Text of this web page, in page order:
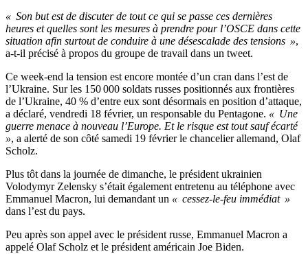
« Son but est de discuter de tout ce qui se passe ces dernières
heures et quelles sont les mesures à prendre pour l’OSCE dans cette
situation afin surtout de conduire à une désescalade des tensions »,
a-t-il précisé à propos du groupe de travail dans un tweet.
Ce week-end la tension est encore montée d’un cran dans l’est de
l’Ukraine. Sur les 150 000 soldats russes positionnés aux frontières
de l’Ukraine, 40 % d’entre eux sont désormais en position d’attaque,
a déclaré, vendredi 18 février, un responsable du Pentagone. « Une
guerre menace à nouveau l’Europe. Et le risque est tout sauf écarté
», a alerté de son côté samedi 19 février le chancelier allemand, Olaf
Scholz.
Plus tôt dans la journée de dimanche, le président ukrainien
Volodymyr Zelensky s’était également entretenu au téléphone avec
Emmanuel Macron, lui demandant un « cessez-le-feu immédiat »
dans l’est du pays.
Peu après son appel avec le président russe, Emmanuel Macron a
appelé Olaf Scholz et le président américain Joe Biden.